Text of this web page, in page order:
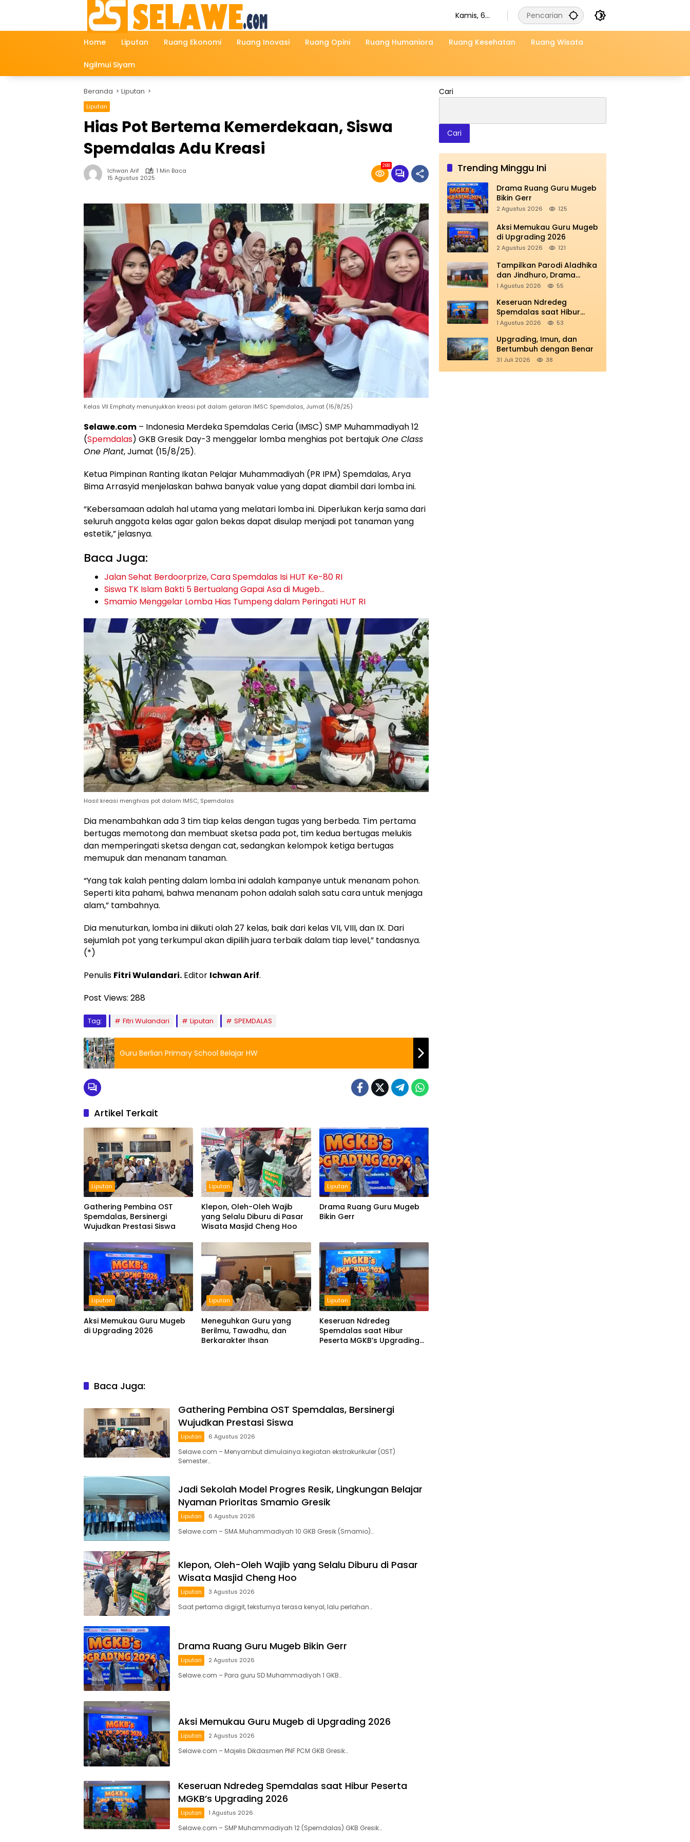
Kamis, 6
Home Liputan Ruang Ekonomi Ruang Inovasi Ruang Opini Ruang Humaniora Ruang Kesehatan Ruang Wisata
Ngilmui Siyam
Beranda Liputan
Liputan
Hias Pot Bertema Kemerdekaan, Siswa
Spemdalas Adu Kreasi
Ichwan Arif
1 Min Baca
15 Agustus 2025
288
Kelas VII Emphaty menunjukkan kreasi pot dalam gelaran IMSC Spemdalas, Jumat (15/8/25)
Selawe.com – Indonesia Merdeka Spemdalas Ceria (IMSC) SMP Muhammadiyah 12
(Spemdalas) GKB Gresik Day-3 menggelar lomba menghias pot bertajukOne Class
One Plant, Jumat (15/8/25).
Ketua Pimpinan Ranting Ikatan Pelajar Muhammadiyah (PR IPM) Spemdalas, Arya
Bima Arrasyid menjelaskan bahwa banyak value yang dapat diambil dari lomba ini.
“Kebersamaan adalah hal utama yang melatari lomba ini. Diperlukan kerja sama dari
seluruh anggota kelas agar galon bekas dapat disulap menjadi pot tanaman yang
estetik,” jelasnya.
Baca Juga:
Jalan Sehat Berdoorprize, Cara Spemdalas Isi HUT Ke-80 RI
Siswa TK Islam Bakti 5 Bertualang Gapai Asa di Mugeb…
Smamio Menggelar Lomba Hias Tumpeng dalam Peringati HUT RI
Hasil kreasi menghias pot dalam IMSC, Spemdalas
Dia menambahkan ada 3 tim tiap kelas dengan tugas yang berbeda. Tim pertama
bertugas memotong dan membuat sketsa pada pot, tim kedua bertugas melukis
dan memperingati sketsa dengan cat, sedangkan kelompok ketiga bertugas
memupuk dan menanam tanaman.
“Yang tak kalah penting dalam lomba ini adalah kampanye untuk menanam pohon.
Seperti kita pahami, bahwa menanam pohon adalah salah satu cara untuk menjaga
alam,” tambahnya.
Dia menuturkan, lomba ini diikuti olah 27 kelas, baik dari kelas VII, VIII, dan IX. Dari
sejumlah pot yang terkumpul akan dipilih juara terbaik dalam tiap level,” tandasnya.
(*)
Penulis Fitri Wulandari. Editor Ichwan Arif.
Post Views: 288
Tag: Fitri Wulandari Liputan SPEMDALAS
Guru Berlian Primary School Belajar HW
Artikel Terkait
Liputan
Gathering Pembina OST
Spemdalas, Bersinergi
Wujudkan Prestasi Siswa
Liputan
Klepon, Oleh-Oleh Wajib
yang Selalu Diburu di Pasar
Wisata Masjid Cheng Hoo
Liputan
Drama Ruang Guru Mugeb
Bikin Gerr
Liputan
Aksi Memukau Guru Mugeb
di Upgrading 2026
Liputan
Meneguhkan Guru yang
Berilmu, Tawadhu, dan
Berkarakter Ihsan
Liputan
Keseruan Ndredeg
Spemdalas saat Hibur
Peserta MGKB’s Upgrading
Baca Juga:
Gathering Pembina OST Spemdalas, Bersinergi
Wujudkan Prestasi Siswa
Liputan 6 Agustus 2026
Selawe.com – Menyambut dimulainya kegiatan ekstrakurikuler (OST)
Semester…
Jadi Sekolah Model Progres Resik, Lingkungan Belajar
Nyaman Prioritas Smamio Gresik
Liputan 6 Agustus 2026
Selawe.com – SMA Muhammadiyah 10 GKB Gresik (Smamio)…
Klepon, Oleh-Oleh Wajib yang Selalu Diburu di Pasar
Wisata Masjid Cheng Hoo
Liputan 3 Agustus 2026
Saat pertama digigit, teksturnya terasa kenyal, lalu perlahan…
Drama Ruang Guru Mugeb Bikin Gerr
Liputan 2 Agustus 2026
Selawe.com – Para guru SD Muhammadiyah 1 GKB…
Aksi Memukau Guru Mugeb di Upgrading 2026
Liputan 2 Agustus 2026
Selawe.com – Majelis Dikdasmen PNF PCM GKB Gresik…
Keseruan Ndredeg Spemdalas saat Hibur Peserta
MGKB’s Upgrading 2026
Liputan 1 Agustus 2026
Selawe.com – SMP Muhammadiyah 12 (Spemdalas) GKB Gresik…
Cari
Cari
Trending Minggu Ini
Drama Ruang Guru Mugeb
Bikin Gerr
2 Agustus 2026 125
Aksi Memukau Guru Mugeb
di Upgrading 2026
2 Agustus 2026 121
Tampilkan Parodi Aladhika
dan Jindhuro, Drama
Smamio Sedot Perhatian di
1 Agustus 2026 55
Keseruan Ndredeg
Spemdalas saat Hibur
Peserta MGKB’s Upgrading
1 Agustus 2026 53
Upgrading, Imun, dan
Bertumbuh dengan Benar
31 Juli 2026 38